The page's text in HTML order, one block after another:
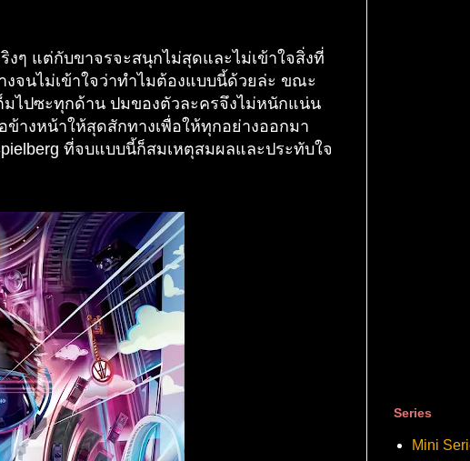
งๆ แต่กับขาจรจะสนุกไม่สุดและไม่เข้าใจสิ่งที่
งจนไม่เข้าใจว่าทำไมต้องแบบนี้ด้วยล่ะ ขณะ
มไปซะทุกด้าน ปมของตัวละครจึงไม่หนักแน่น
างหน้าให้สุดสักทางเพื่อให้ทุกอย่างออกมา
ที่จบแบบนี้ก็สมเหตุสมผลและประทับใจ
Series
Mini